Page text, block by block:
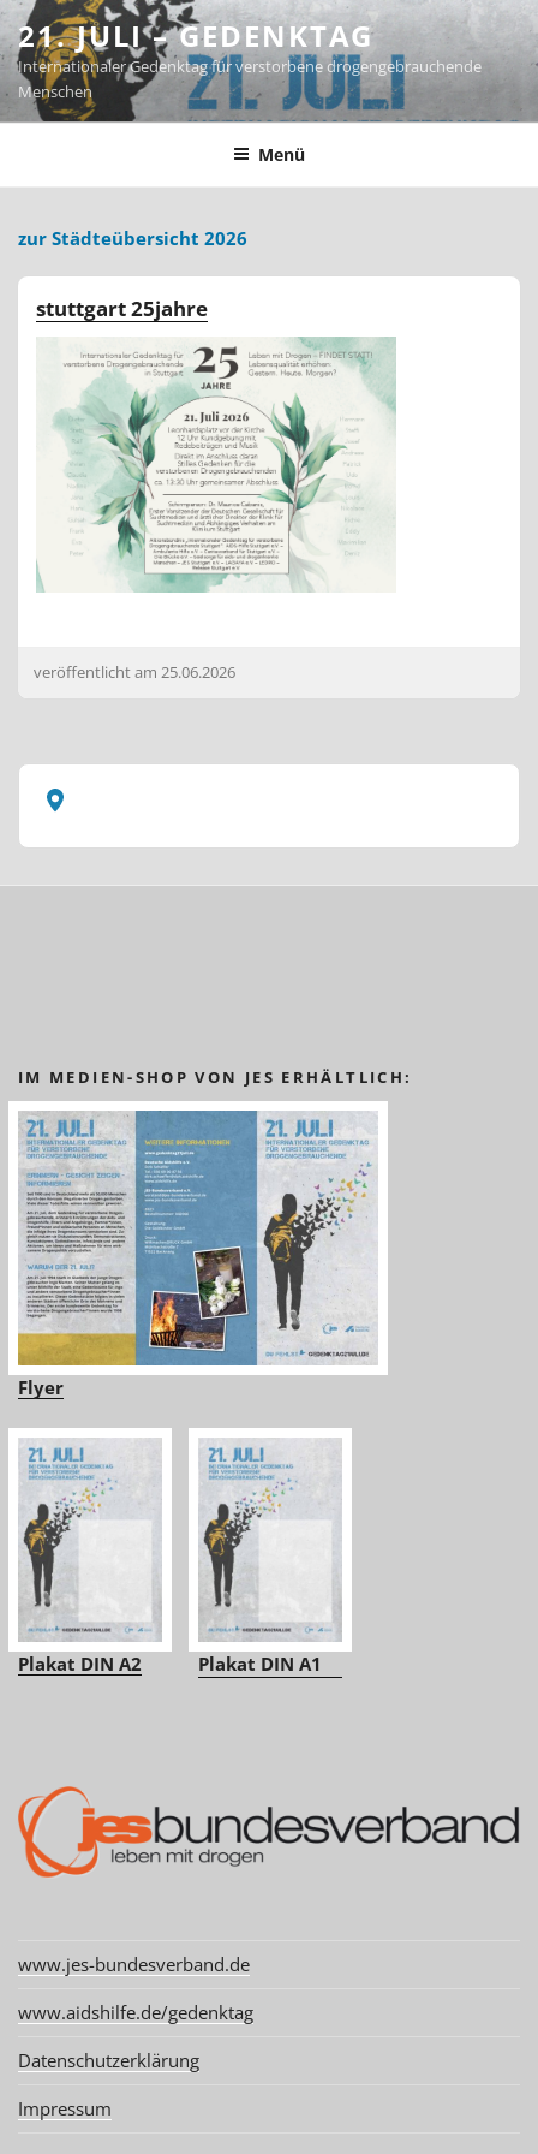
Zum
Inhalt
springen
21. JULI – GEDENKTAG
Internationaler Gedenktag für verstorbene drogengebrauchende
Menschen
Menü
zur Städteübersicht 2026
stuttgart 25jahre
veröffentlicht am 25.06.2026
IM MEDIEN-SHOP VON JES ERHÄLTLICH:
Flyer
Plakat DIN A2 Plakat DIN A1
www.jes-bundesverband.de
www.aidshilfe.de/gedenktag
Datenschutzerklärung
Impressum